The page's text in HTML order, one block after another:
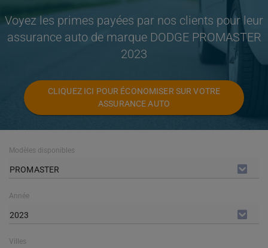
Voyez les primes payées par nos clients pour leur
assurance auto de marque DODGE PROMASTER
2023
CLIQUEZ ICI POUR ÉCONOMISER SUR VOTRE
ASSURANCE AUTO
Modèles disponibles
PROMASTER
Année
2023
Villes